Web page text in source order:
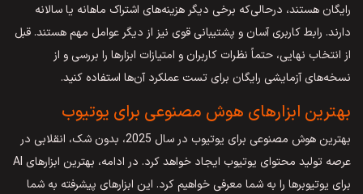
رایگان هستند، درحالی‌که برخی دیگر هزینه‌های اشتراک ماهانه یا سالانه
دارند. رابط کاربری آسان و پشتیبانی قوی نیز از دیگر عوامل مهم هستند. قبل
از انتخاب نهایی، حتماً نظرات کاربران و امتیازات ابزارها را بررسی و از
نسخه‌های آزمایشی رایگان برای تست عملکرد آن‌ها استفاده کنید.
بهترین ابزارهای هوش مصنوعی برای یوتیوب
بهترین هوش مصنوعی برای یوتیوب در سال 2025، بدون شک، انقلابی در
عرصه تولید محتوای یوتیوب ایجاد خواهد کرد. در ادامه، بهترین ابزارهای AI
برای یوتیوبرها را به شما معرفی خواهیم کرد. این ابزارهای پیشرفته به شما